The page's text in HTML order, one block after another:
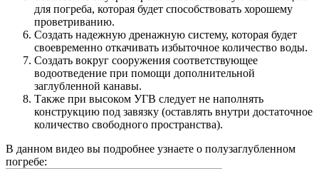
для погреба, которая будет способствовать хорошему
проветриванию.
Создать надежную дренажную систему, которая будет
своевременно откачивать избыточное количество воды.
Создать вокруг сооружения соответствующее
водоотведение при помощи дополнительной
заглубленной канавы.
Также при высоком УГВ следует не наполнять
конструкцию под завязку (оставлять внутри достаточное
количество свободного пространства).
В данном видео вы подробнее узнаете о полузаглубленном
погребе: